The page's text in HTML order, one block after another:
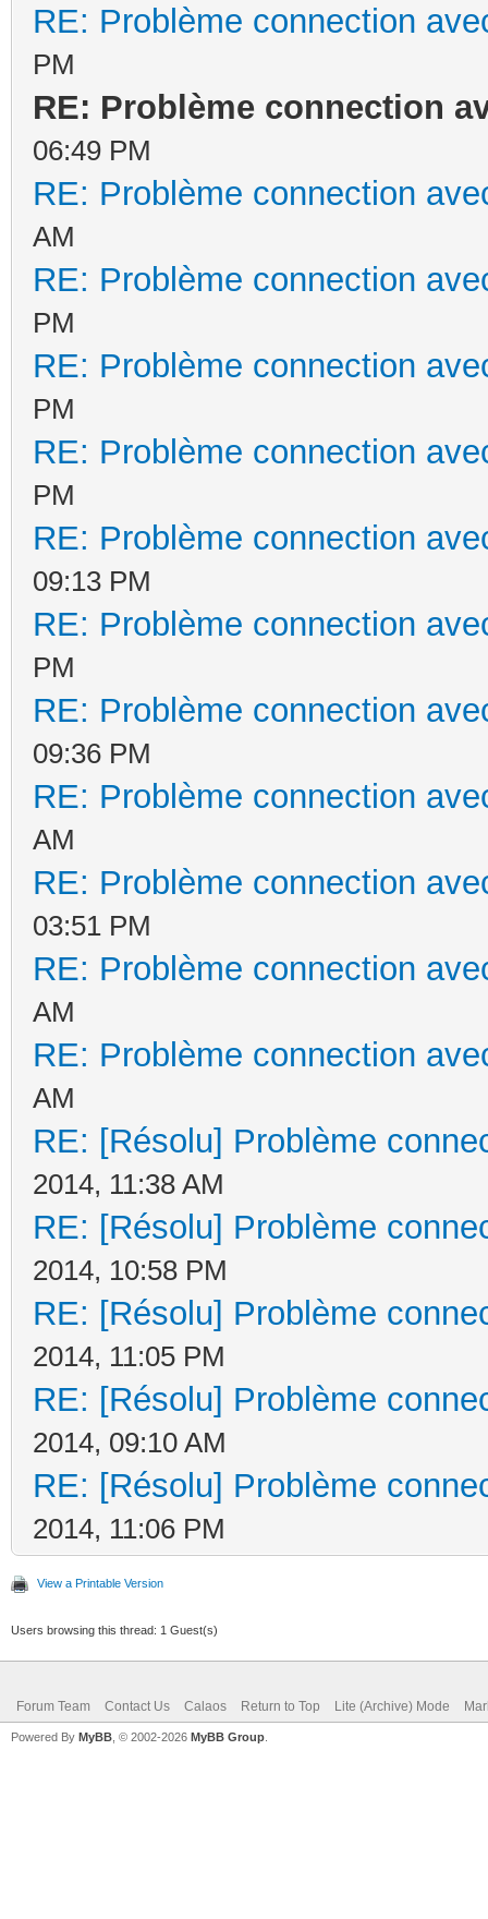
RE: Problème connection
PM
RE: Problème connection
06:49 PM
RE: Problème connection
AM
RE: Problème connection
PM
RE: Problème connection
PM
RE: Problème connection
PM
RE: Problème connection
09:13 PM
RE: Problème connection
PM
RE: Problème connection
09:36 PM
RE: Problème connection
AM
RE: Problème connection
03:51 PM
RE: Problème connection
AM
RE: Problème connection
AM
RE: [Résolu] Problème
2014, 11:38 AM
RE: [Résolu] Problème
2014, 10:58 PM
RE: [Résolu] Problème
2014, 11:05 PM
RE: [Résolu] Problème
2014, 09:10 AM
RE: [Résolu] Problème
2014, 11:06 PM
View a Printable Version
Users browsing this thread: 1 Guest(s)
Forum Team Contact Us Calaos Return to Top Lite (Archive) Mode
Powered By MyBB , © 2002-2026 MyBB Group